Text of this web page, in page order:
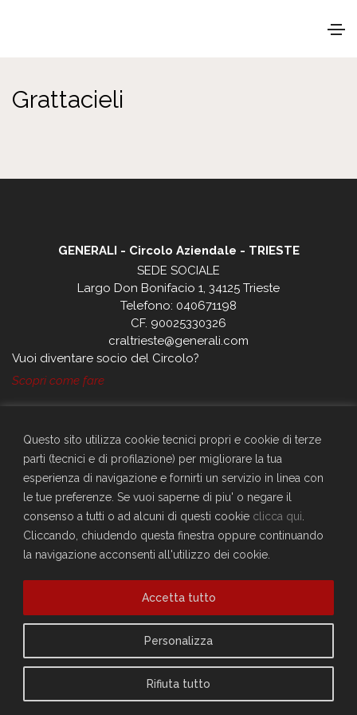
Questo sito utilizza cookie tecnici propri e cookie di terze
parti (tecnici e di profilazione) per migliorare la tua
esperienza di navigazione e fornirti un servizio in linea con
le tue preferenze. Se vuoi saperne di piu' o negare il
consenso a tutti o ad alcuni di questi cookie clicca qui
Cliccando, chiudendo questa finestra oppure continuando
la navigazione acconsenti all'utilizzo dei cookie.
Personalizza
Rifiuta tutto
Accetta tutto
Grattacieli
GENERALI - Circolo Aziendale - TRIESTE
SEDE SOCIALE
Largo Don Bonifacio 1, 34125 Trieste
Telefono: 040671198
CF. 90025330326
craltrieste@generali.com
Vuoi diventare socio del Circolo?
Scopri come fare
Compila il form per richiedere la registrazione al sito
Privacy Policy
Cookie Policy